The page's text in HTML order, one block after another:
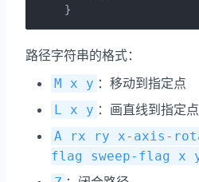
}
路径字符串的格式：
M x y ：移动到指定点
L x y ：画直线到指定点
A rx ry x-axis-
flag sweep-flag x